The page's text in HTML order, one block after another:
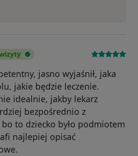
jasno wyjaśnił, jaka
jakie będzie leczenie.
idealnie, jakby lekarz
bezpośrednio z
to dziecko było podmiotem
najlepiej opisać